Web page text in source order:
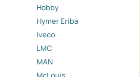
Hobby
Hymer Eriba
Iveco
LMC
MAN